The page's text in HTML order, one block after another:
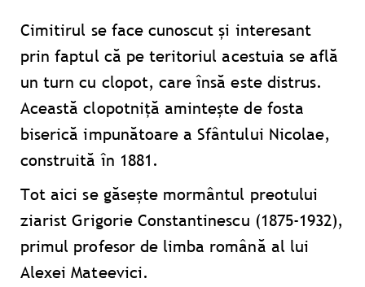
Cimitirul se face cunoscut și interesant
prin faptul că pe teritoriul acestuia se află
un turn cu clopot, care însă este distrus.
Această clopotniță amintește de fosta
biserică impunătoare a Sfântului Nicolae,
construită în 1881.
Tot aici se găsește mormântul preotului
ziarist Grigorie Constantinescu (1875-1932),
primul profesor de limba română al lui
Alexei Mateevici.